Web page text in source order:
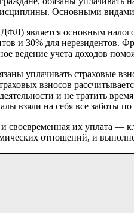
Основными
является основным
и 30% для нерезидентов.
ведение учета доходов
уплачивать страховые
взносов
и не тратить
взяли на себя все заботы по
своевременная их уплата —
отношений, и